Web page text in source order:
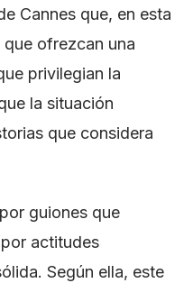
Cannes que, en esta
ofrezcan una
privilegian la
la situación
que considera
guiones que
actitudes
Según ella, este